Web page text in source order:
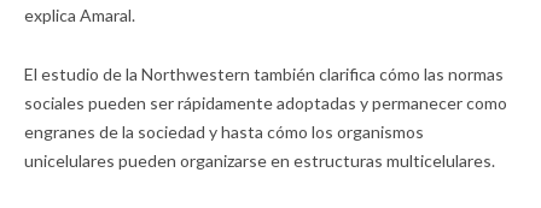
explica Amaral.
El estudio de la Northwestern también clarifica cómo las normas
sociales pueden ser rápidamente adoptadas y permanecer como
engranes de la sociedad y hasta cómo los organismos
unicelulares pueden organizarse en estructuras multicelulares.